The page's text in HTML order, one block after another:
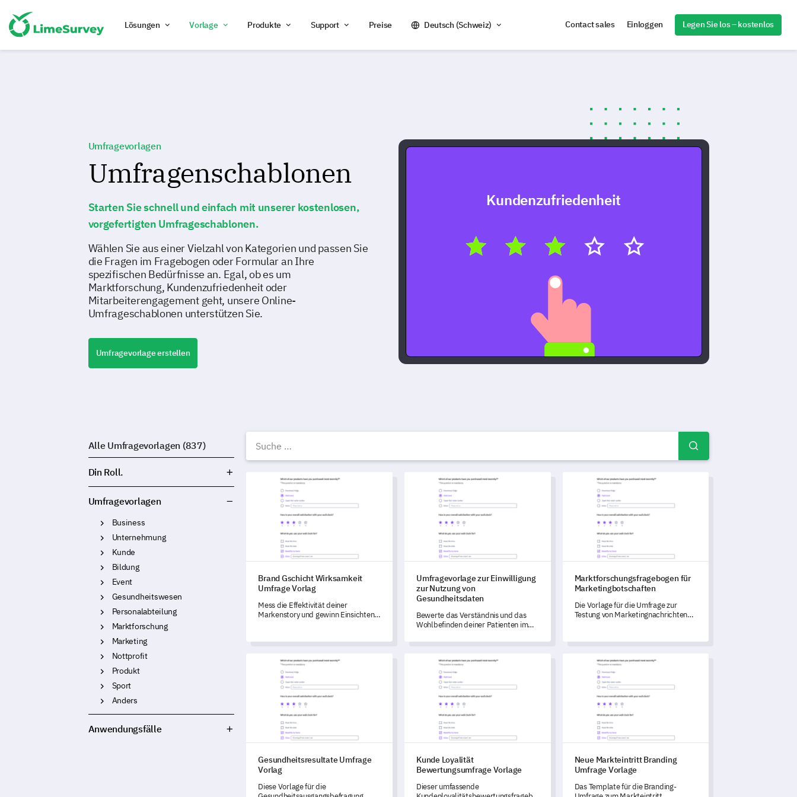
Lösungen Vorlage Produkte Support Preise Deutsch (Schweiz) Contact sales Einloggen Legen Sie los – kostenlos
Umfragevorlagen
Umfragenschablonen
Starten Sie schnell und einfach mit unserer kostenlosen,
vorgefertigten Umfrageschablonen.
Wählen Sie aus einer Vielzahl von Kategorien und passen Sie
die Fragen im Fragebogen oder Formular an Ihre
spezifischen Bedürfnisse an. Egal, ob es um
Marktforschung, Kundenzufriedenheit oder
Mitarbeiterengagement geht, unsere Online-
Umfrageschablonen unterstützen Sie.
Umfragevorlage erstellen
Kundenzufriedenheit
Kostenlose Umfragevorlagen –
Brand Gschicht Wirksamkeit Umfrage Vorlag
Brand Gschicht Wirksamkeit
Umfrage Vorlag
Mess die Effektivität deiner
Markenstory und gewinn Einsichten
Umfragevorlage zur Einwilligung zur Nutzung von Gesundheitsdaten
Umfragevorlage zur Einwilligung
zur Nutzung von
Gesundheitsdaten
Bewerte das Verständnis und das
Wohlbefinden deiner Patienten im
mit dieser aufschlussreichen
Marktforschungsfragebogen für Marketingbotschaften
Marktforschungsfragebogen für
Marketingbotschaften
Die Vorlage für die Umfrage zur
Testung von Marketingnachrichten
Marketingbotschaften zu bewerten.
Gesundheitsresultate Umfrage Vorlag
Gesundheitsresultate Umfrage
Vorlag
Diese Vorlage für die
Kunde Loyalität Bewertungsumfrage Vorlage
Kunde Loyalität
Bewertungsumfrage Vorlage
Dieser umfassende
Neue Markteintritt Branding Umfrage Vorlage
Neue Markteintritt Branding
Umfrage Vorlage
Das Template für die Branding-
Alle Umfragevorlagen (837)
Din Roll.
Umfragevorlagen
Business
Unternehmung
Kunde
Bildung
Event
Gesundheitswesen
Personalabteilung
Marktforschung
Marketing
Nottprofit
Produkt
Sport
Anders
Anwendungsfälle